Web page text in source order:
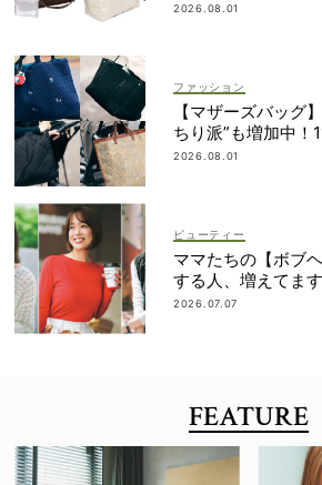
2026.08.01
ファッション
【マザーズバッグ
ちり派”も増加中！
は？
2026.08.01
ビューティー
ママたちの【ボブ
する人、増えてま
全部見せ
2026.07.07
FEATURE